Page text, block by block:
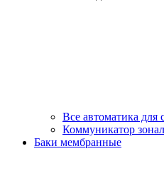
Все автоматика для
Коммуникатор
Баки мембранные